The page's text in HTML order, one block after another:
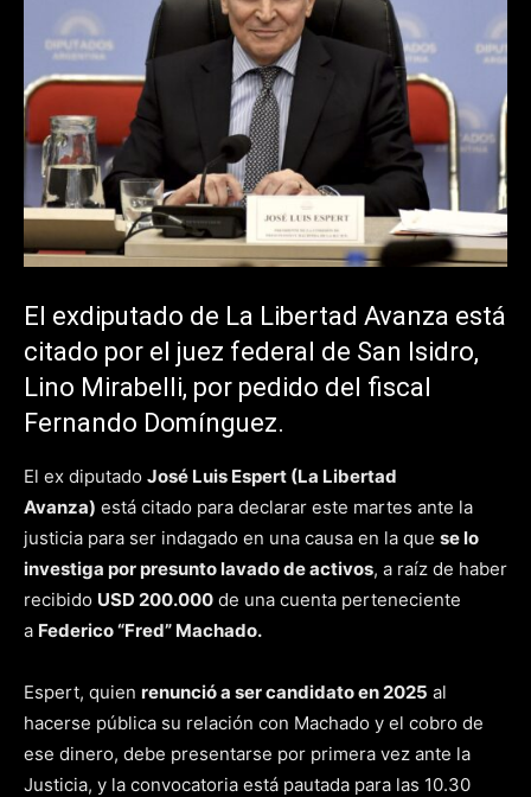
El exdiputado de La Libertad Avanza está
citado por el juez federal de San Isidro,
Lino Mirabelli, por pedido del fiscal
Fernando Domínguez.
El ex diputado José Luis Espert (La Libertad
Avanza) está citado para declarar este martes ante la
justicia para ser indagado en una causa en la que se lo
investiga por presunto lavado de activos, a raíz de haber
recibido USD 200.000 de una cuenta perteneciente
a Federico “Fred” Machado.
Espert, quien renunció a ser candidato en 2025 al
hacerse pública su relación con Machado y el cobro de
ese dinero, debe presentarse por primera vez ante la
Justicia, y la convocatoria está pautada para las 10.30